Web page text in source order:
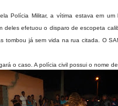
Polícia Militar, a vítima estava em
deles efetuou o disparo de escopeta
tombou já sem vida na rua citada. O
o caso. A polícia civil possui o nome